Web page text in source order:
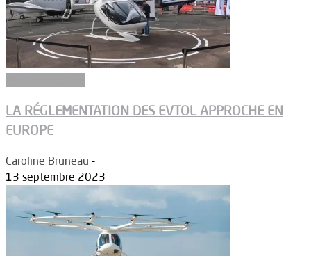
LA RÉGLEMENTATION DES EVTOL APPROCHE EN
EUROPE
Caroline Bruneau -
13 septembre 2023